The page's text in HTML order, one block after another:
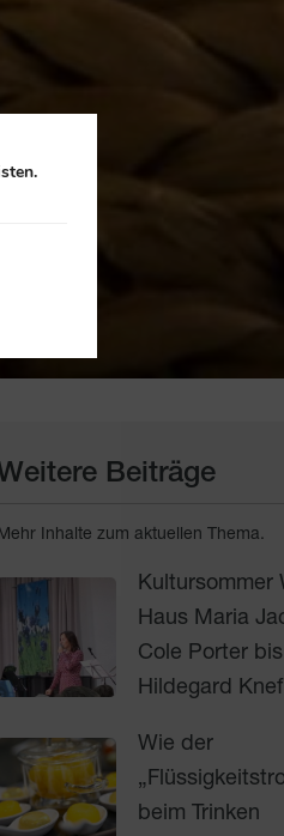
Beiträge
Mehr Inhalte zum aktuellen Thema.
Kultursommer
Haus Maria
Cole Porter bis
Hildegard Knef
Wie der
beim Trinken